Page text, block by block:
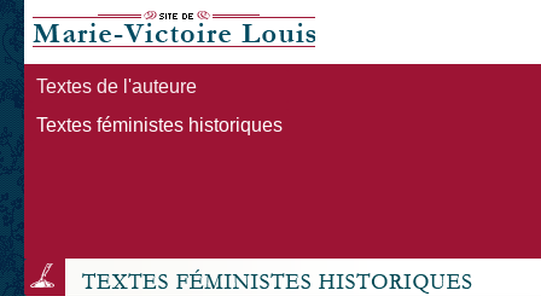
Textes de l'auteure
Textes féministes historiques